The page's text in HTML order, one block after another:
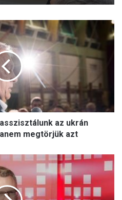
az ukrán
megtörjük azt